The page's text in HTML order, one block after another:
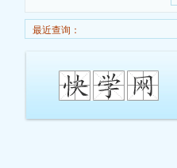
最近查询：